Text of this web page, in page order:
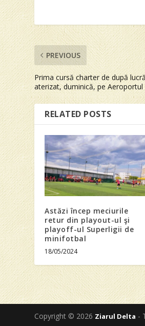
PREVIOUS
Prima cursă charter de după
aterizat, duminică, pe Aeroportul
RELATED POSTS
Astăzi încep meciurile
retur din playout-ul şi
playoff-ul Superligii de
minifotbal
18/05/2024
Copyright © 2026 Ziarul Delta -